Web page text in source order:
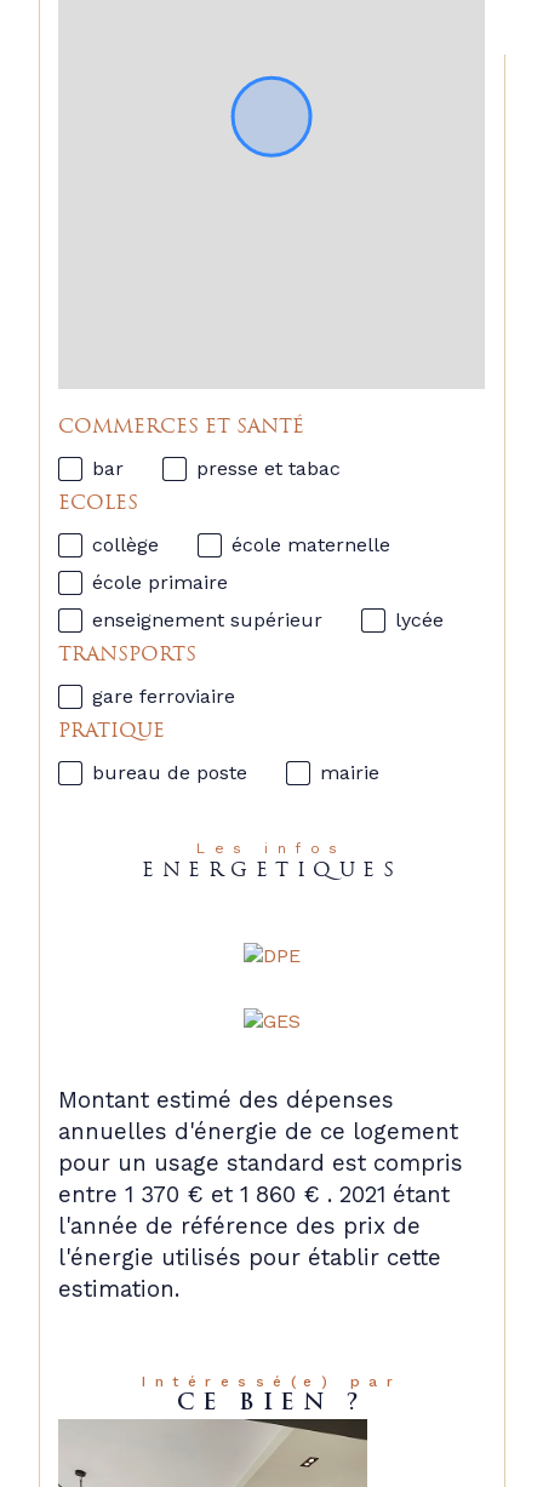
COMMERCES ET SANTÉ
bar presse et tabac
ECOLES
collège
école maternelle
école primaire
enseignement supérieur
lycée
TRANSPORTS
gare ferroviaire
PRATIQUE
bureau de poste mairie
Les infos
ENERGETIQUES
Montant estimé des dépenses
annuelles d'énergie de ce logement
pour un usage standard est compris
entre 1 370 € et 1 860 € . 2021 étant
l'année de référence des prix de
l'énergie utilisés pour établir cette
estimation.
Intéressé(e) par
CE BIEN ?